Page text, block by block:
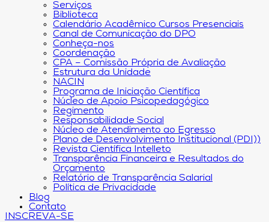
Serviços
Biblioteca
Calendário Acadêmico Cursos Presenciais
Canal de Comunicação do DPO
Conheça-nos
Coordenação
CPA – Comissão Própria de Avaliação
Estrutura da Unidade
NACIN
Programa de Iniciação Científica
Núcleo de Apoio Psicopedagógico
Regimento
Responsabilidade Social
Núcleo de Atendimento ao Egresso
Plano de Desenvolvimento Institucional (PDI))
Revista Científica Intelleto
Transparência Financeira e Resultados do
Orçamento
Relatório de Transparência Salarial
Política de Privacidade
Blog
Contato
INSCREVA-SE